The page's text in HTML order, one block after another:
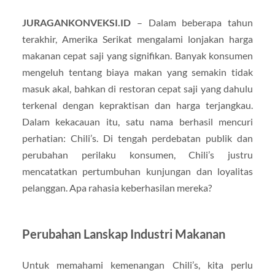
JURAGANKONVEKSI.ID– Dalam beberapa tahun
terakhir, Amerika Serikat mengalami lonjakan harga
makanan cepat saji yang signifikan. Banyak konsumen
mengeluh tentang biaya makan yang semakin tidak
masuk akal, bahkan di restoran cepat saji yang dahulu
terkenal dengan kepraktisan dan harga terjangkau.
Dalam kekacauan itu, satu nama berhasil mencuri
perhatian: Chili’s. Di tengah perdebatan publik dan
perubahan perilaku konsumen, Chili’s justru
mencatatkan pertumbuhan kunjungan dan loyalitas
pelanggan. Apa rahasia keberhasilan mereka?
Perubahan Lanskap Industri Makanan
Untuk memahami kemenangan Chili’s, kita perlu